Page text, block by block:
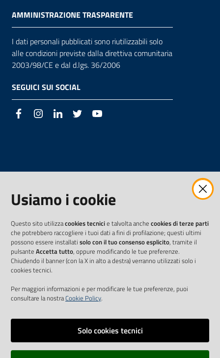
AMMINISTRAZIONE TRASPARENTE
I dati personali pubblicati sono riutilizzabili solo
alle condizioni previste dalla direttiva comunitaria
2003/98/CE e dal d.lgs. 36/2006
SEGUICI SUI SOCIAL
FacebookInstagramLinkedIn Twitter
Usiamo i cookie
Questo sito utilizzacookies tecnicie talvolta anche cookies di terze parti
che potrebbero raccogliere i tuoi dati a fini di profilazione; questi ultimi
possono essere installati solo con il tuo consenso esplicito, tramite il
pulsante Accetta tutto, oppure modificando le tue preferenze.
Chiudendo il banner (con la X in alto a destra) verranno utilizzati solo i
cookies tecnici.
Per maggiori informazioni e per modificare le tue preferenze, puoi
consultare la nostraCookie Policy.
Solo cookies tecnici